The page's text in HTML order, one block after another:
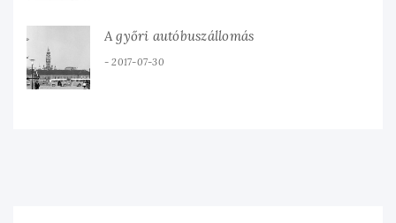
A győri autóbuszállomás
2017-07-30